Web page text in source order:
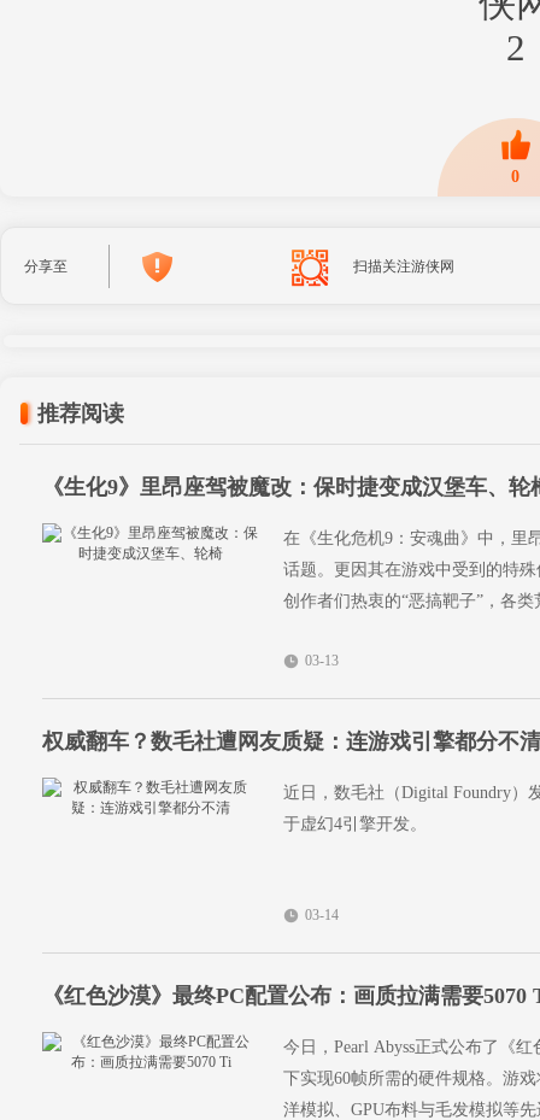
0
分享至 扫描关注游侠网
推荐阅读
《生化9》里昂座驾被魔改：保时捷变成汉堡车、轮
在《生化危机9：安魂曲》中，里
话题。更因其在游戏中受到的特
创作者们热衷的“恶搞靶子”，各
03-13
权威翻车？数毛社遭网友质疑：连游戏引擎都分不清
近日，数毛社（Digital Foundry）
于虚幻4引擎开发。
03-14
《红色沙漠》最终PC配置公布：画质拉满需要5070
今日，Pearl Abyss正式公布了《
下实现60帧所需的硬件规格。游
洋模拟、GPU布料与毛发模拟等